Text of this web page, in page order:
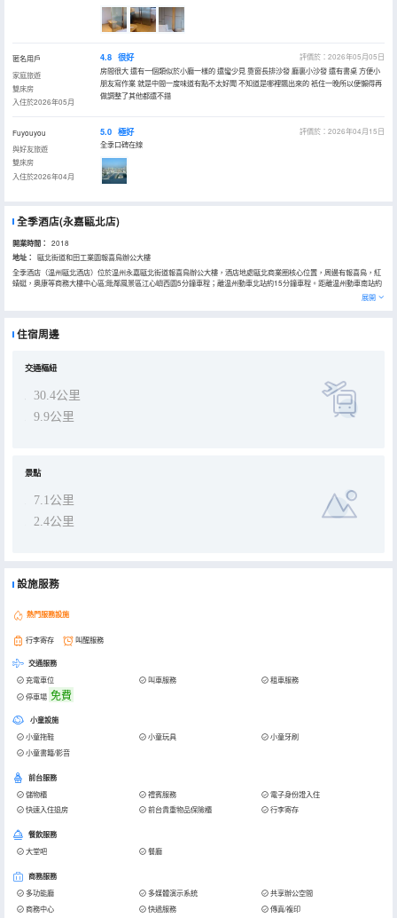
匿名用戶
家庭旅遊
雙床房
入住於2026年05月
4.8 很好
評價於：2026年05月05日
房間很大 還有一個類似於小廳一樣的 還蠻少見 靠窗長排沙發 廳裏小沙發 還有書桌 方便小
朋友寫作業 就是中間一度味道有點不太好聞 不知道是哪裡飄出來的 衹住一晚所以便懶得再
做調整了其他都還不錯
Fuyouyou
與好友旅遊
雙床房
入住於2026年04月
5.0 極好
評價於：2026年04月15日
全季口碑在線
全季酒店(永嘉甌北店)
開業時間： 2018
地址：
甌北街道和田工業園報喜鳥辦公大樓
全季酒店（温州甌北酒店）位於温州永嘉甌北街道報喜鳥辦公大樓，酒店地處甌北商業圈核心位置，周邊有報喜鳥，紅
蜻蜓，奧康等商務大樓中心區;毗鄰風景區江心嶼西園5分鐘車程；離温州動車北站約15分鐘車程。距離温州動車南站約
20分鐘車程；距離甌北高速口10分鐘車程；距温州龍灣機場車程約45分鐘；全季温州甌北酒店隸屬於華住酒店集團旗
下，倡導【自然、適度、自在】的東方美學生活方式；酒店內配有零接觸智能自助辦理華掌櫃，30秒入住，0秒極速退
展開
住宿周邊
交通樞紐
30.4公里
9.9公里
景點
7.1公里
2.4公里
設施服務
熱門服務設施
行李寄存 叫醒服務
交通服務
充電車位 叫車服務
租車服務
停車場 免費
小童設施
小童拖鞋 小童玩具
小童牙刷
小童書籍/影音
前台服務
儲物櫃 禮賓服務
電子身份證入住
快速入住退房
前台貴重物品保險櫃 行李寄存
餐飲服務
大堂吧 餐廳
商務服務
多功能廳 多媒體演示系統
共享辦公空間
商務中心
快遞服務 傳真/複印